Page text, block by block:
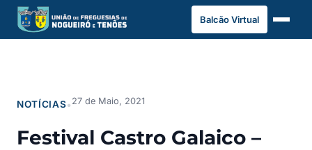
Saltar
para
o
Balcão Virtual
NOTÍCIAS• 27 de Maio, 2021
Festival Castro Galaico –